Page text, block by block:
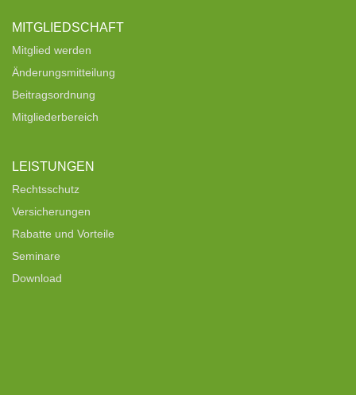
MITGLIEDSCHAFT
Mitglied werden
Änderungsmitteilung
Beitragsordnung
Mitgliederbereich
LEISTUNGEN
Rechtsschutz
Versicherungen
Rabatte und Vorteile
Seminare
Download